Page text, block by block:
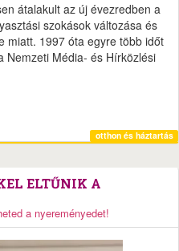
átalakult az új évezredben a
szokások változása és
miatt. 1997 óta egyre több időt
Nemzeti Média- és Hírközlési
otthon és háztartás
ELTŰNIK A
a nyereményedet!